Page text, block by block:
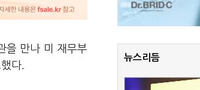
을 만나 미 재무부
다.
뉴스리듬